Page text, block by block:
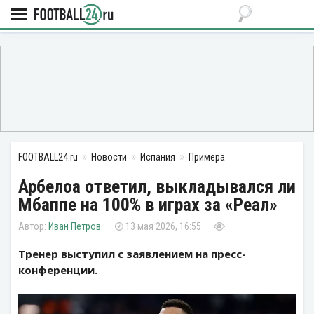
FOOTBALL24.ru Новости Испания Примера
Арбелоа ответил, выкладывался ли
Мбаппе на 100% в играх за «Реал»
Иван Петров 13 мая 2026, 16:55
Тренер выступил с заявлением на пресс-
конференции.